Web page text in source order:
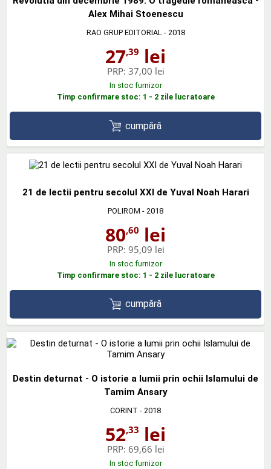
Alex Mihai Stoenescu
RAO GRUP EDITORIAL- 2018
27,39 lei
PRP: 37,00 lei
In stoc furnizor
Timp confirmare stoc: 1 - 2 zile lucratoare
cumpără
21 de lectii pentru secolul XXI de Yuval Noah Harari
POLIROM - 2018
80,60 lei
PRP: 95,09 lei
In stoc furnizor
Timp confirmare stoc: 1 - 2 zile lucratoare
cumpără
Destin deturnat - O istorie a lumii prin ochii Islamului de
Tamim Ansary
CORINT - 2018
52,33 lei
PRP: 69,66 lei
In stoc furnizor